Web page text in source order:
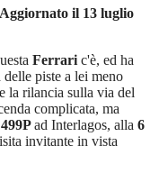
il 13 luglio
Ferrari c'è, ed ha
piste a lei meno
la rilancia sulla via del
complicata, ma
499Pad Interlagos, alla 6
invitante in vista